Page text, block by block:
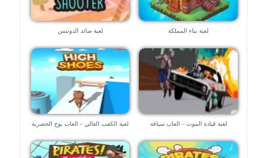
لعبة بناء المملكة لعبة صائد الدونتس
لعبة قيادة الموت – العاب سياقة لعبة الكعب العالي – العاب بوح الحصرية